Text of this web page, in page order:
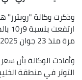
وذكرت وكالة "رويترز"
مرة منذ 23 جوان 2025 .
وأفادت الوكالة بأن
التوتر في منطقة